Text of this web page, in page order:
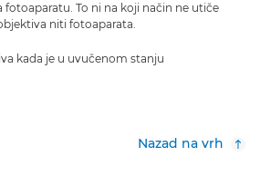
fotoaparatu. To ni na koji način ne utiče
niti fotoaparata.
kada je u uvučenom stanju
Nazad na vrh